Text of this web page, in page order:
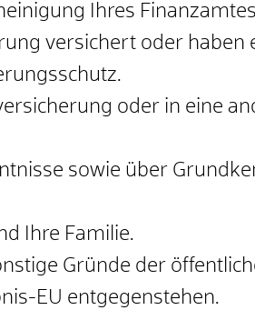
Ihres
versichert oder
oder in eine
sowie über
Ihre Familie.
Gründe der
EU entgegenstehen.